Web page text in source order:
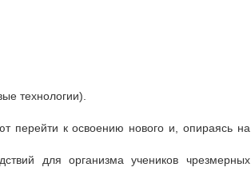
технологии).
перейти к освоению нового и, опираясь на
для организма учеников чрезмерных